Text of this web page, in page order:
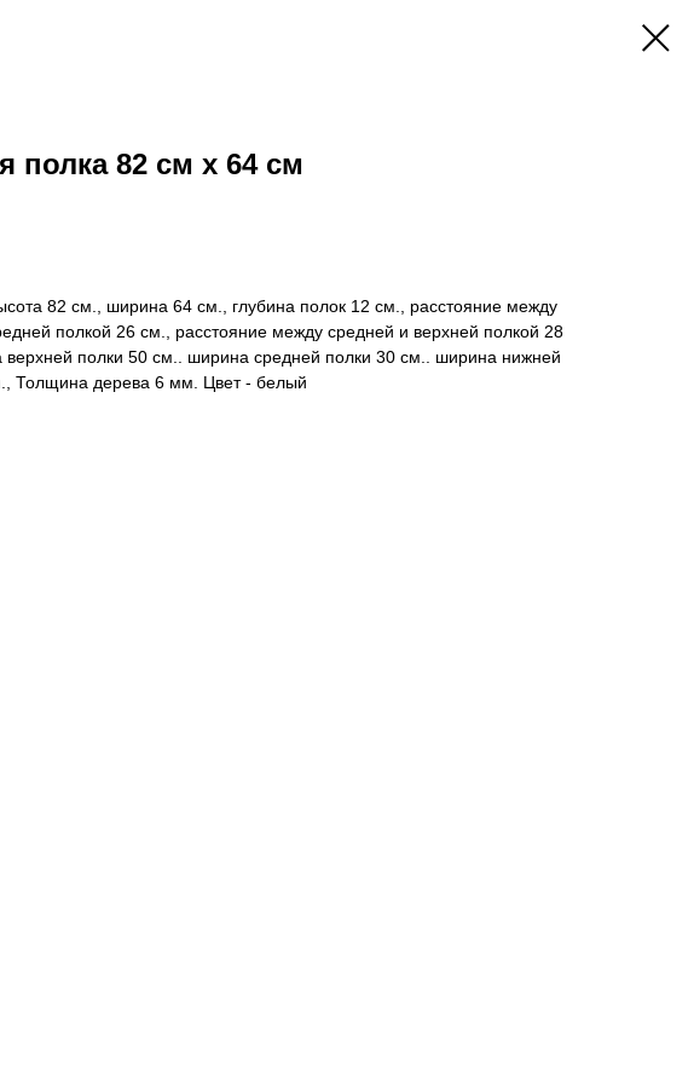
полка 82 см х 64 см
82 см., ширина 64 см., глубина полок 12 см., расстояние между
полкой 26 см., расстояние между средней и верхней полкой 28
полки 50 см.. ширина средней полки 30 см.. ширина нижней
Толщина дерева 6 мм. Цвет - белый